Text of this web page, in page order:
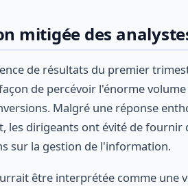
mitigée des
de résultats du premier
de percévoir l'énorme
Malgré une réponse
les dirigeants ont évité de fournir
sur la gestion de l'information.
être interprétée comme une